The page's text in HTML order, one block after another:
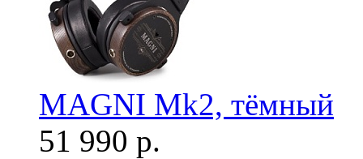
MAGNI Mk2, тёмный
51 990 р.